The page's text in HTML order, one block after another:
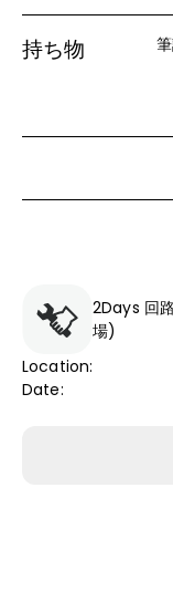
持ち物
2Days 回
場)
Location:
Date: